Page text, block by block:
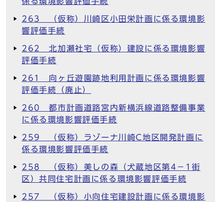
263 （仮称）川崎区小田栄計画に係る環境影
響評価手続
262 北加瀬社宅（仮称）建設に係る環境影響
評価手続
261 向ヶ丘遊園跡地利用計画に係る環境影響
評価手続（廃止）
260 都市計画道路宮内新横浜線道路整備事業
に係る環境影響評価手続
259 （仮称）ラゾーナ川崎C地区開発計画に
係る環境影響評価手続
258 （仮称）美しの森（犬蔵地区第4－1街
区）共同住宅計画に係る環境影響評価手続
257 （仮称）小向住宅建設計画に係る環境影